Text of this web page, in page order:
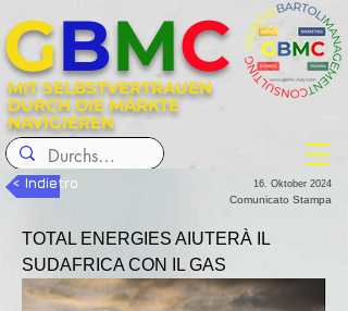
MIT SELBSTVERTRAUEN
DURCH DIE MÄRKTE
NAVIGIEREN
GBMC
< Indietro 16. Oktober 2024
Comunicato Stampa
TOTAL ENERGIES AIUTERÀ IL
SUDAFRICA CON IL GAS